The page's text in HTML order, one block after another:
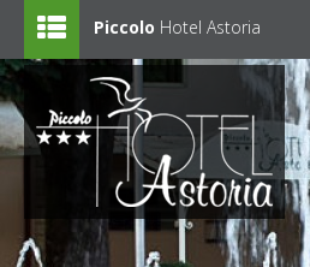
Piccolo Hotel Astoria
Hotel